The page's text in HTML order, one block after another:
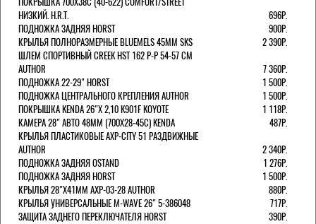
НИЗКИЙ. H.R.T.
696Р.
ПОДНОЖКА ЗАДНЯЯ HORST
900Р.
КРЫЛЬЯ ПОЛНОРАЗМЕРНЫЕ BLUEMELS 45MM SKS
2 390Р.
ШЛЕМ СПОРТИВНЫЙ CREEK HST 162 Р-Р 54-57 СМ
AUTHOR
7 360Р.
ПОДНОЖКА 22-29" HORST
1 500Р.
ПОДНОЖКА ЦЕНТРАЛЬНОГО КРЕПЛЕНИЯ AUTHOR
1 500Р.
ПОКРЫШКА KENDA 26"Х 2,10 K901F KOYOTE
1 118Р.
КАМЕРА 28" АВТО 48ММ (700Х28-45С) KENDA
487Р.
КРЫЛЬЯ ПЛАСТИКОВЫЕ AXP-CITY 51 РАЗДВИЖНЫЕ
AUTHOR
2 340Р.
ПОДНОЖКА ЗАДНЯЯ OSTAND
1 276Р.
ПОДНОЖКА ЗАДНЯЯ HORST
1 500Р.
КРЫЛЬЯ 28"Х41ММ AXP-03-28 AUTHOR
880Р.
КРЫЛЬЯ УНИВЕРСАЛЬНЫЕ M-WAVE 26" 5-386048
717Р.
ЗАЩИТА ЗАДНЕГО ПЕРЕКЛЮЧАТЕЛЯ HORST
390Р.